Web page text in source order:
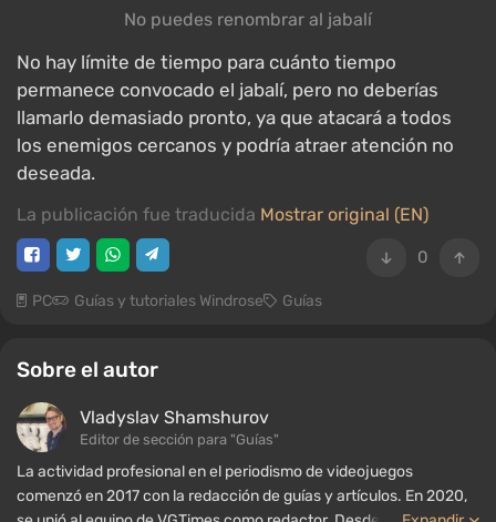
No puedes renombrar al jabalí
No hay límite de tiempo para cuánto tiempo
permanece convocado el jabalí, pero no deberías
llamarlo demasiado pronto, ya que atacará a todos
los enemigos cercanos y podría atraer atención no
deseada.
La publicación fue traducida Mostrar original (EN)
0
PC Guías y tutoriales Windrose Guías
Sobre el autor
Vladyslav Shamshurov
Editor de sección para "Guías"
La actividad profesional en el periodismo de videojuegos
comenzó en 2017 con la redacción de guías y artículos. En 2020,